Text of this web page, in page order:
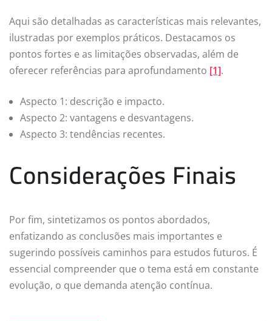
Aqui são detalhadas as características mais relevantes,
ilustradas por exemplos práticos. Destacamos os
pontos fortes e as limitações observadas, além de
oferecer referências para aprofundamento [1].
Aspecto 1: descrição e impacto.
Aspecto 2: vantagens e desvantagens.
Aspecto 3: tendências recentes.
Considerações Finais
Por fim, sintetizamos os pontos abordados,
enfatizando as conclusões mais importantes e
sugerindo possíveis caminhos para estudos futuros. É
essencial compreender que o tema está em constante
evolução, o que demanda atenção contínua.